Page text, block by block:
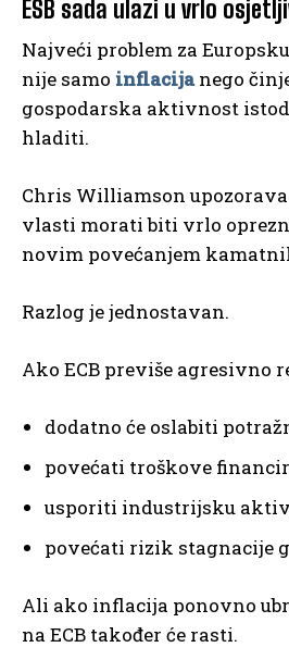
ESB sada ulazi u vrlo
Najveći problem za
nije samo inflacijanego
gospodarska aktivnost
hladiti.
Chris Williamson
vlasti morati biti vrlo
novim povećanjem
Razlog je jednostavan.
Ako ECB previše agresivno
dodatno će oslabiti
povećati troškove
usporiti industrijsku
povećati rizik stagnacije
Ali ako inflacija ponovno
na ECB također će rasti.